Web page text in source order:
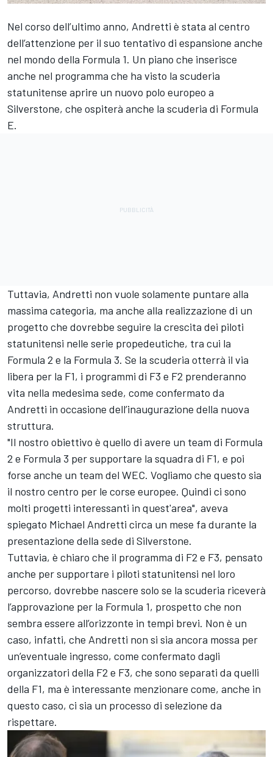
Nel corso dell’ultimo anno, Andretti è stata al centro
dell’attenzione per il suo tentativo di espansione anche
nel mondo della Formula 1. Un piano che inserisce
anche nel programma che ha visto la scuderia
statunitense aprire un nuovo polo europeo a
Silverstone, che ospiterà anche la scuderia di Formula
E.
Tuttavia, Andretti non vuole solamente puntare alla
massima categoria, ma anche alla realizzazione di un
progetto che dovrebbe seguire la crescita dei piloti
statunitensi nelle serie propedeutiche, tra cui la
Formula 2 e la Formula 3. Se la scuderia otterrà il via
libera per la F1, i programmi di F3 e F2 prenderanno
vita nella medesima sede, come confermato da
Andretti in occasione dell’inaugurazione della nuova
struttura.
"Il nostro obiettivo è quello di avere un team di Formula
2 e Formula 3 per supportare la squadra di F1, e poi
forse anche un team del WEC. Vogliamo che questo sia
il nostro centro per le corse europee. Quindi ci sono
molti progetti interessanti in quest'area", aveva
spiegato Michael Andretti circa un mese fa durante la
presentazione della sede di Silverstone.
Tuttavia, è chiaro che il programma di F2 e F3, pensato
anche per supportare i piloti statunitensi nel loro
percorso, dovrebbe nascere solo se la scuderia riceverà
l’approvazione per la Formula 1, prospetto che non
sembra essere all’orizzonte in tempi brevi. Non è un
caso, infatti, che Andretti non si sia ancora mossa per
un’eventuale ingresso, come confermato dagli
organizzatori della F2 e F3, che sono separati da quelli
della F1, ma è interessante menzionare come, anche in
questo caso, ci sia un processo di selezione da
rispettare.